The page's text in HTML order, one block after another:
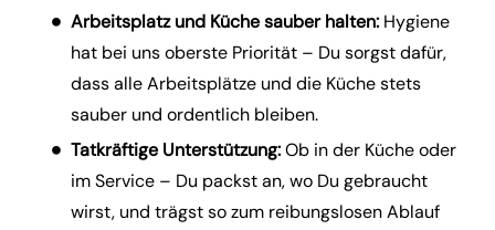
Arbeitsplatz und Küche sauber halten: Hygiene
hat bei uns oberste Priorität – Du sorgst dafür,
dass alle Arbeitsplätze und die Küche stets
sauber und ordentlich bleiben.
Tatkräftige Unterstützung:Ob in der Küche oder
im Service – Du packst an, wo Du gebraucht
wirst, und trägst so zum reibungslosen Ablauf